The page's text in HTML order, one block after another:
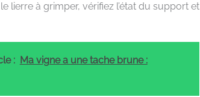
lierre à grimper, vérifiez l’état du support et
: Ma vigne a une tache brune :